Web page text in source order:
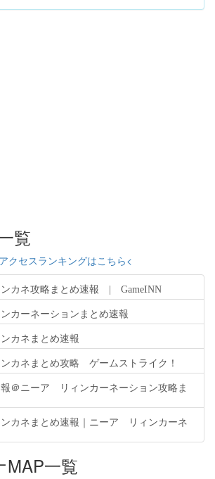
覧
クセスランキングはこちら<
カネ攻略まとめ速報 | GameINN
ーネーションまとめ速報
カネまとめ速報
ネまとめ攻略 ゲームストライク！
＠ニーア リィンカーネーション攻略ま
カネまとめ速報｜ニーア リィンカーネ
MAP一覧